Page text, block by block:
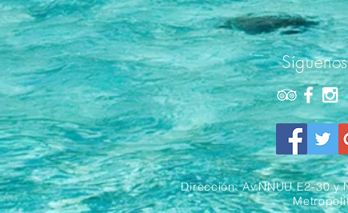
Síguenos
Dirección: Av.NNUU E2-30 y